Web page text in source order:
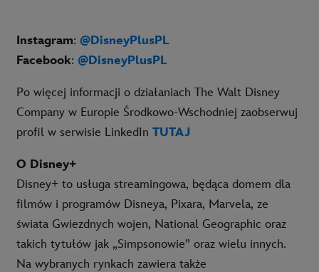
Instagram: @DisneyPlusPL
Facebook: @DisneyPlusPL
Po więcej informacji o działaniach The Walt Disney
Company w Europie Środkowo-Wschodniej zaobserwuj
profil w serwisie LinkedIn TUTAJ
O Disney+
Disney+ to usługa streamingowa, będąca domem dla
filmów i programów Disneya, Pixara, Marvela, ze
świata Gwiezdnych wojen, National Geographic oraz
takich tytułów jak „Simpsonowie” oraz wielu innych.
Na wybranych rynkach zawiera także